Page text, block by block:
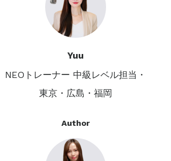
Yuu
NEOトレーナー 中級レベル担当・
東京・広島・福岡
Author